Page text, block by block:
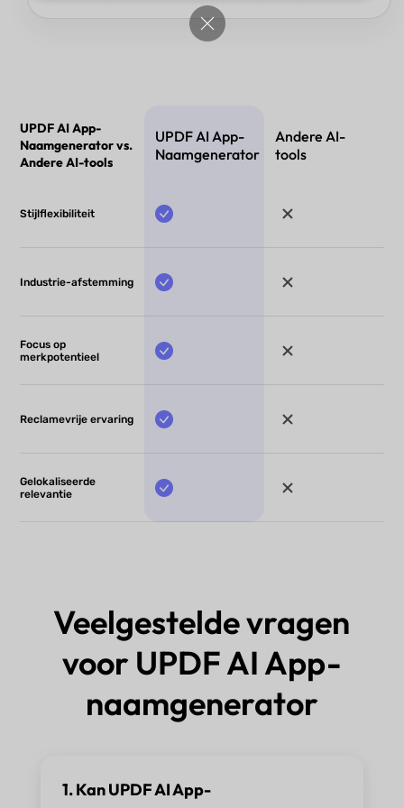
UPDF AI App-
Naamgenerator vs.
Andere AI-tools
UPDF AI App-
Naamgenerator
Andere AI-
tools
Stijlflexibiliteit
Industrie-afstemming
Focus op
merkpotentieel
Reclamevrije ervaring
Gelokaliseerde
relevantie
Veelgestelde vragen
voor UPDF AI App-
naamgenerator
1. Kan UPDF AI App-